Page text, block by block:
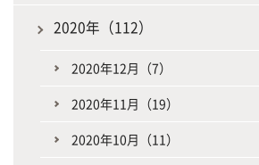
2020年（112）
2020年12月（7）
2020年11月（19）
2020年10月（11）